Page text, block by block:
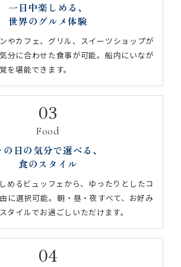
一日中楽しめる、
世界のグルメ体験
やカフェ、グリル、スイーツショップが
分に合わせた食事が可能。船内にいなが
を堪能できます。
03
Food
の日の気分で選べる、
食のスタイル
めるビュッフェから、ゆったりとしたコ
に選択可能。朝・昼・夜すべて、お好み
タイルでお過ごしいただけます。
04